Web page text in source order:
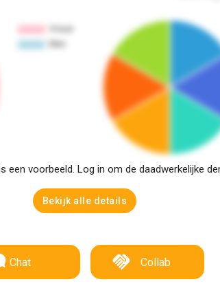
een voorbeeld. Log in om de daadwerkelijke
Bekijk alle details
Chat Collab